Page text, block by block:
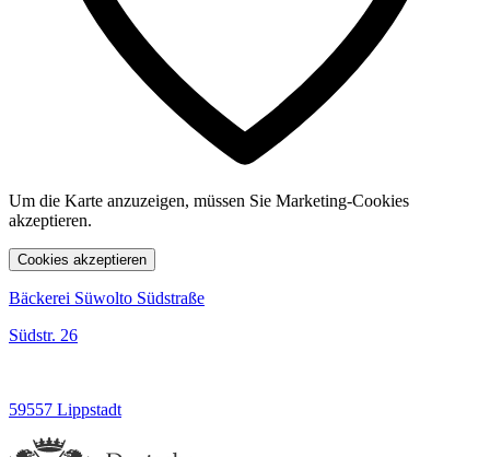
Um die Karte anzuzeigen, müssen Sie Marketing-Cookies
akzeptieren.
Cookies akzeptieren
Bäckerei Süwolto Südstraße
Südstr. 26
59557 Lippstadt